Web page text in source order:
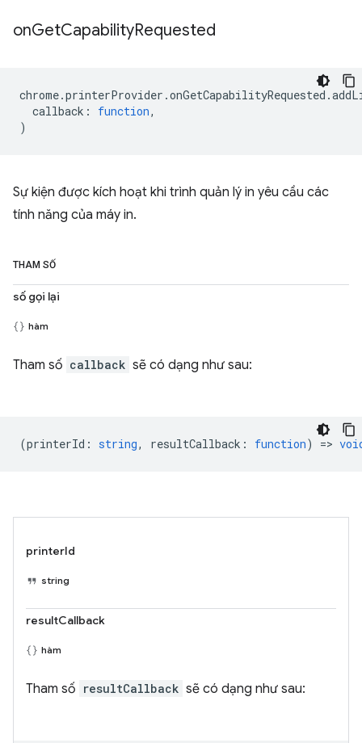
onGetCapabilityRequested
chrome.printerProvider .onGetCapabilityRequested .
callback : function,
)
Sự kiện được kích hoạt khi trình quản lý in yêu cầu các
tính năng của máy in.
THAM SỐ
số gọi lại
hàm
Tham số callback sẽ có dạng như sau:
(printerId : string, resultCallback : function) =>
printerId
string
resultCallback
hàm
Tham số resultCallback sẽ có dạng như sau: